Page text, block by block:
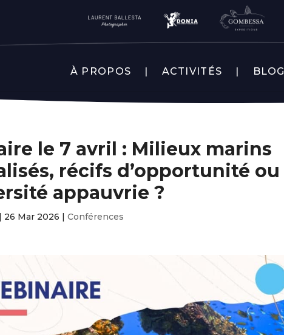
À PROPOS ACTIVITÉS BLOG
le 7 avril : Milieux marins
récifs d’opportunité ou
appauvrie ?
| 26 Mar 2026 | Conférences